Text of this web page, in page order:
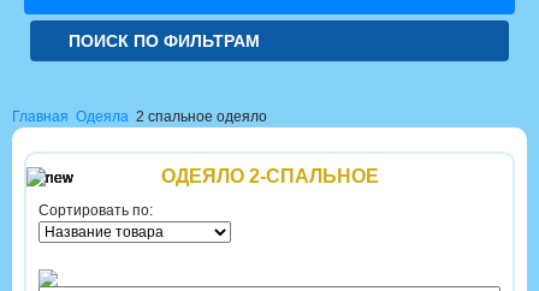
ПОИСК ПО ФИЛЬТРАМ
Главная Одеяла 2 спальное одеяло
ОДЕЯЛО 2-СПАЛЬНОЕ
Сортировать по: